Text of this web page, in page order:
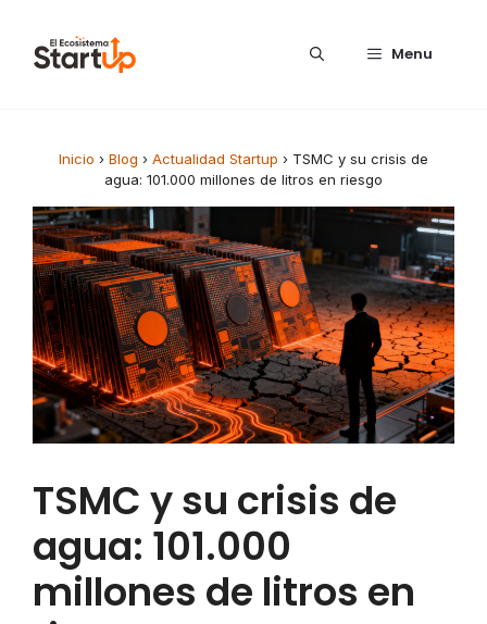
Menu
Inicio › Blog › Actualidad Startup › TSMC y su crisis de
agua: 101.000 millones de litros en riesgo
TSMC y su crisis de
agua: 101.000
millones de litros en